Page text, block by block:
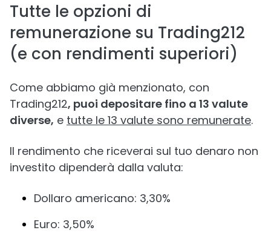
Tutte le opzioni di
remunerazione su Trading212
(e con rendimenti superiori)
Come abbiamo già menzionato, con
Trading212, puoi depositare fino a 13 valute
diverse, e tutte le 13 valute sono remunerate.
Il rendimento che riceverai sul tuo denaro non
investito dipenderà dalla valuta:
Dollaro americano: 3,30%
Euro: 3,50%